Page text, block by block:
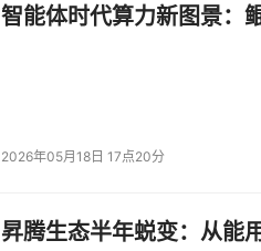
智能体时代算力新图景：
2026年05月18日 17点20分
昇腾生态半年蜕变：从能